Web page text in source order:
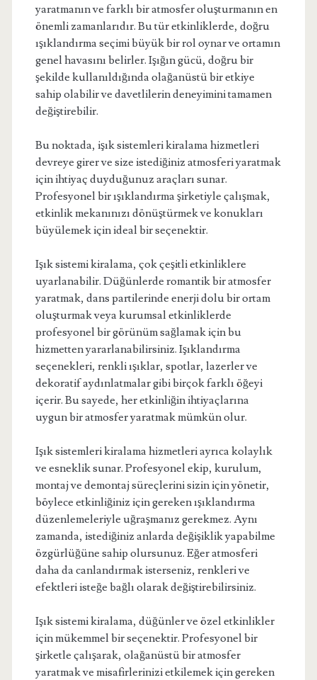
yaratmanın ve farklı bir atmosfer oluşturmanın en
önemli zamanlarıdır. Bu tür etkinliklerde, doğru
ışıklandırma seçimi büyük bir rol oynar ve ortamın
genel havasını belirler. Işığın gücü, doğru bir
şekilde kullanıldığında olağanüstü bir etkiye
sahip olabilir ve davetlilerin deneyimini tamamen
değiştirebilir.
Bu noktada, işık sistemleri kiralama hizmetleri
devreye girer ve size istediğiniz atmosferi yaratmak
için ihtiyaç duyduğunuz araçları sunar.
Profesyonel bir ışıklandırma şirketiyle çalışmak,
etkinlik mekanınızı dönüştürmek ve konukları
büyülemek için ideal bir seçenektir.
Işık sistemi kiralama, çok çeşitli etkinliklere
uyarlanabilir. Düğünlerde romantik bir atmosfer
yaratmak, dans partilerinde enerji dolu bir ortam
oluşturmak veya kurumsal etkinliklerde
profesyonel bir görünüm sağlamak için bu
hizmetten yararlanabilirsiniz. Işıklandırma
seçenekleri, renkli ışıklar, spotlar, lazerler ve
dekoratif aydınlatmalar gibi birçok farklı öğeyi
içerir. Bu sayede, her etkinliğin ihtiyaçlarına
uygun bir atmosfer yaratmak mümkün olur.
Işık sistemleri kiralama hizmetleri ayrıca kolaylık
ve esneklik sunar. Profesyonel ekip, kurulum,
montaj ve demontaj süreçlerini sizin için yönetir,
böylece etkinliğiniz için gereken ışıklandırma
düzenlemeleriyle uğraşmanız gerekmez. Aynı
zamanda, istediğiniz anlarda değişiklik yapabilme
özgürlüğüne sahip olursunuz. Eğer atmosferi
daha da canlandırmak isterseniz, renkleri ve
efektleri isteğe bağlı olarak değiştirebilirsiniz.
Işık sistemi kiralama, düğünler ve özel etkinlikler
için mükemmel bir seçenektir. Profesyonel bir
şirketle çalışarak, olağanüstü bir atmosfer
yaratmak ve misafirlerinizi etkilemek için gereken